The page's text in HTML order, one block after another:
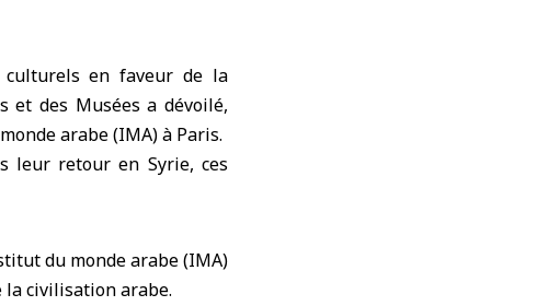
culturels en faveur de la
et des Musées a dévoilé,
arabe (IMA) à Paris.
leur retour en Syrie, ces
du monde arabe(IMA)
la civilisation arabe.